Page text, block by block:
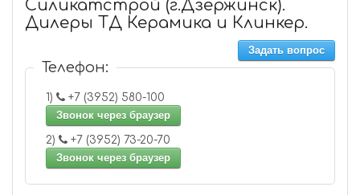
Силикатстрой (г.Дзержинск).
Дилеры ТД Керамика и Клинкер.
Задать вопрос
Телефон:
1)
+7 (3952) 580-100
Звонок через браузер
2)
+7 (3952) 73-20-70
Звонок через браузер